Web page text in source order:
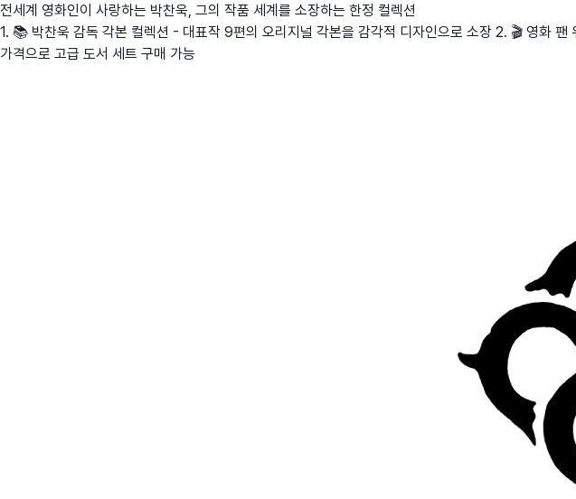
전세계 영화인이 사랑하는 박찬욱, 그의 작품 세계를 소장하는 한정 컬렉션
1. 📚 박찬욱 감독 각본 컬렉션 - 대표작 9편의 오리지널 각본을 감각적 디자인으로 소장 2. 🎬 영화
가격으로 고급 도서 세트 구매 가능